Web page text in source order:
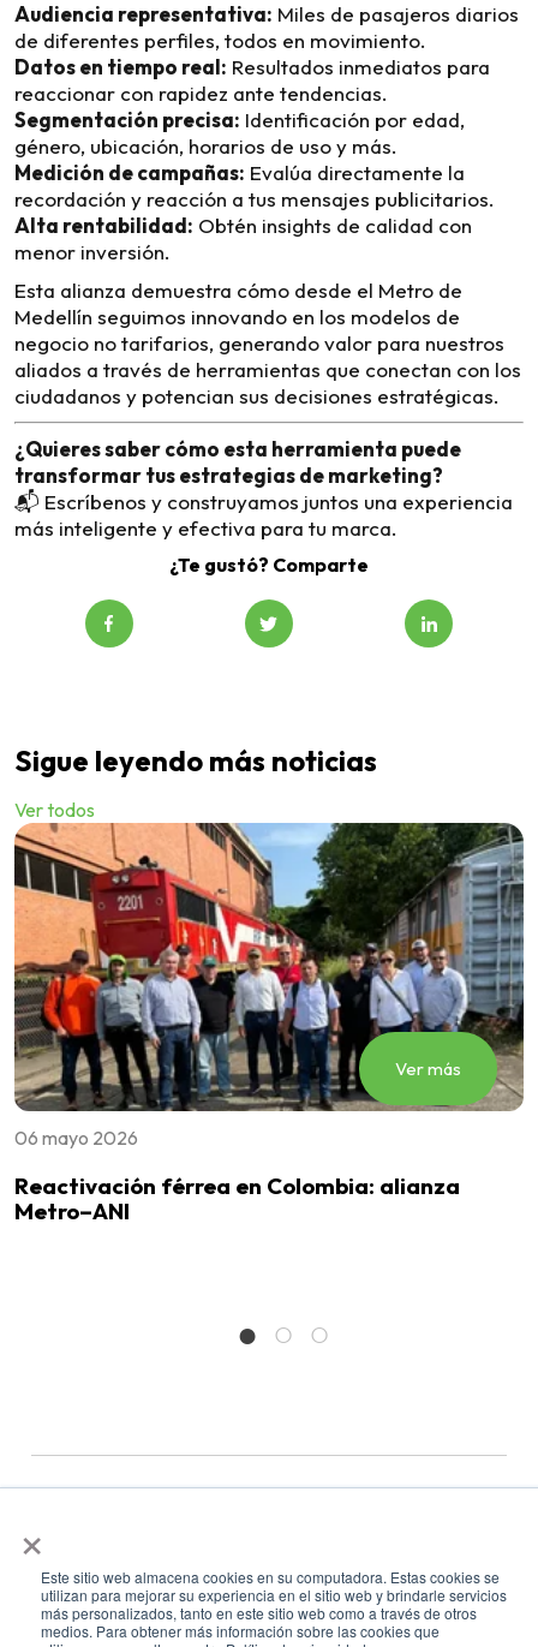
×
Este sitio web almacena cookies en su computadora. Estas cookies se
utilizan para mejorar su experiencia en el sitio web y brindarle servicios
más personalizados, tanto en este sitio web como a través de otros
medios. Para obtener más información sobre las cookies que
Audiencia representativa: Miles de pasajeros diarios
de diferentes perfiles, todos en movimiento.
Datos en tiempo real: Resultados inmediatos para
reaccionar con rapidez ante tendencias.
Segmentación precisa: Identificación por edad,
género, ubicación, horarios de uso y más.
Medición de campañas: Evalúa directamente la
recordación y reacción a tus mensajes publicitarios.
Alta rentabilidad: Obtén insights de calidad con
menor inversión.
Esta alianza demuestra cómo desde el Metro de
Medellín seguimos innovando en los modelos de
negocio no tarifarios, generando valor para nuestros
aliados a través de herramientas que conectan con los
ciudadanos y potencian sus decisiones estratégicas.
¿Quieres saber cómo esta herramienta puede
transformar tus estrategias de marketing?
📬 Escríbenos y construyamos juntos una experiencia
más inteligente y efectiva para tu marca.
¿Te gustó? Comparte
Sigue leyendo más noticias
Ver todos
Ver más
06 mayo 2026
Reactivación férrea en Colombia: alianza
Metro–ANI